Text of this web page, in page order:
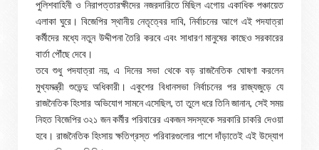
পুলিশবাহিনী ও নিরাপত্তারক্ষীদের নজরদারিতে মিছিল এগোয় একাধিক পঞ্চায়েত
এলাকা ঘুরে। বিজেপির স্থানীয় নেতৃত্বের দাবি, নির্বাচনের আগে এই পদযাত্রা
কর্মীদের মধ্যে নতুন উদ্দীপনা তৈরি করবে এবং সাধারণ মানুষের কাছেও সরকারের
বার্তা পৌঁছে দেবে।
তবে শুধু পদযাত্রা নয়, এ দিনের সভা থেকে বড় রাজনৈতিক ঘোষণা করলেন
মুখ্যমন্ত্রী শুভেন্দু অধিকারী। একুশের বিধানসভা নির্বাচনের পর রাজ্যজুড়ে যে
রাজনৈতিক হিংসার অভিযোগ সামনে এসেছিল, তা তুলে ধরে তিনি জানান, সেই সময়
নিহত বিজেপির ৩২১ জন কর্মীর পরিবারের একজন সদস্যকে সরকারি চাকরি দেওয়া
হবে। রাজনৈতিক হিংসায় ক্ষতিগ্রস্ত পরিবারগুলোর পাশে দাঁড়াতেই এই উদ্যোগ